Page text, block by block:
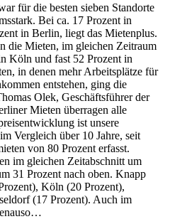
für die besten sieben Standorte
Bei ca. 17 Prozent in
in Berlin, liegt das Mietenplus.
die Mieten, im gleichen Zeitraum
Köln und fast 52 Prozent in
in denen mehr Arbeitsplätze für
entstehen, ging die
Olek, Geschäftsführer der
Mieten überragen alle
ist unsere
Vergleich über 10 Jahre, seit
von 80 Prozent erfasst.
im gleichen Zeitabschnitt um
31 Prozent nach oben. Knapp
Köln (20 Prozent),
(17 Prozent). Auch im